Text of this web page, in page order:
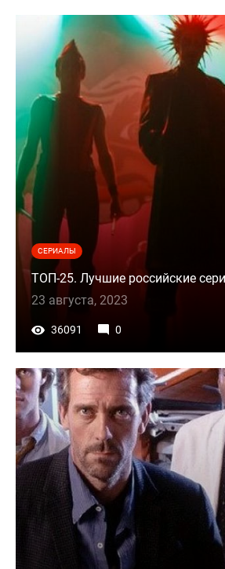
СЕРИАЛЫ
ТОП-25. Лучшие российские
23 августа, 2023
36091 0